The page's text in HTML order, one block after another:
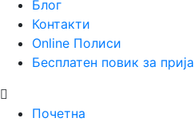
Блог
Контакти
Online Полиси
Бесплатен повик за
Почетна